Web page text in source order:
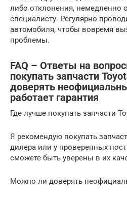
либо отклонения, немедленно
специалисту. Регулярно
автомобиля, чтобы вовремя
проблемы.
FAQ – Ответы на
покупать запчасти
доверять
работает гарантия
Где лучше покупать запчасти
Я рекомендую покупать
дилера или у проверенных
сможете быть уверены в их
Можно ли доверять